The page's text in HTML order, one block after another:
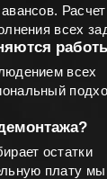
Расчет
всех
всех
остатки
плату мы